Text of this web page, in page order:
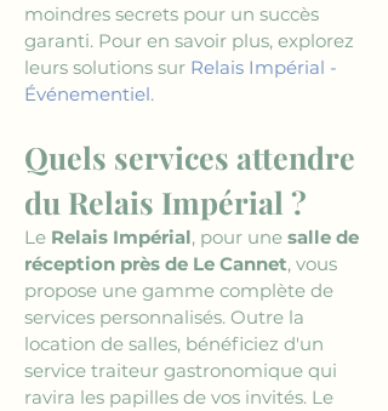
moindres secrets pour un succès
garanti. Pour en savoir plus, explorez
leurs solutions sur Relais Impérial -
Événementiel.
Quels services attendre
du Relais Impérial ?
Le Relais Impérial, pour une salle de
réception près de Le Cannet, vous
propose une gamme complète de
services personnalisés. Outre la
location de salles, bénéficiez d'un
service traiteur gastronomique qui
ravira les papilles de vos invités. Le